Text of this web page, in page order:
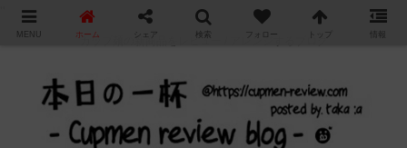
カップ麺の新商品をレビュー / アレンジするブログ
MENU ホーム シェア 検索 フォロー トップ 情報